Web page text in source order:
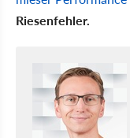
Riesenfehler.